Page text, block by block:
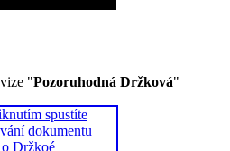
"Pozoruhodná Držková"